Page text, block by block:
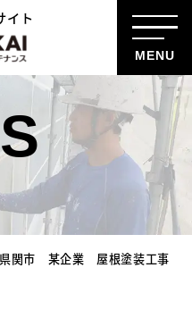
イト
MENU
関市 某企業 屋根塗装工事